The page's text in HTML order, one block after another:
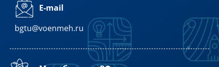
E-mail
bgtu@voenmeh.ru